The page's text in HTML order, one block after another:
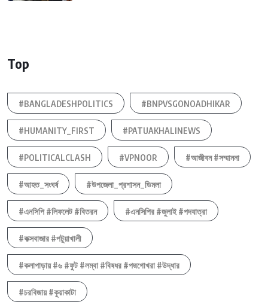
Top
#BANGLADESHPOLITICS #BNPVSGONOADHIKAR
#HUMANITY_FIRST #PATUAKHALINEWS
#POLITICALCLASH #VPNOOR #আজীবন #সম্মাননা
#আহত_সংঘর্ষ #উপজেলা_প্রশাসন_ডিমলা
#এনসিপি #লিফলেট #বিতরন #এনসিপির #জুলাই #পদযাত্রা
#কক্সবাজার #পটুয়াখালী
#কলাপাড়ায় #৬ #ফুট #লম্বা #বিষধর #পদ্মগোখরা #উদ্ধার
#চরবিজায় #কুয়াকাটা